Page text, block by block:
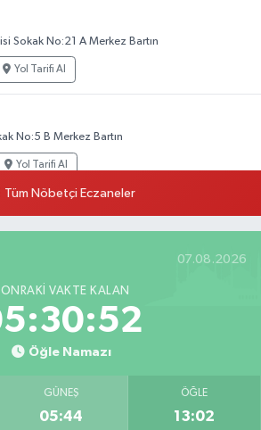
Sokak No:21 A Merkez Bartın
Yol Tarifi Al
No:5 B Merkez Bartın
Yol Tarifi Al
Tüm Nöbetçi Eczaneler
07.08.2026
VAKTE KALAN
Öğle Namazı
GÜNEŞ
05:44
ÖĞLE
13:02